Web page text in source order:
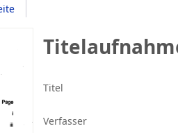
Titel
Verfasser